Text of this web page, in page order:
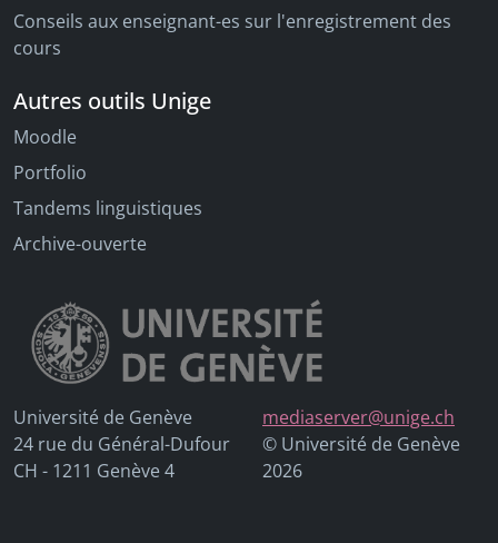
Conseils aux enseignant-es sur l'enregistrement des
cours
Autres outils Unige
Moodle
Portfolio
Tandems linguistiques
Archive-ouverte
Université de Genève
24 rue du Général-Dufour
CH - 1211 Genève 4
mediaserver@unige.ch
© Université de Genève
2026